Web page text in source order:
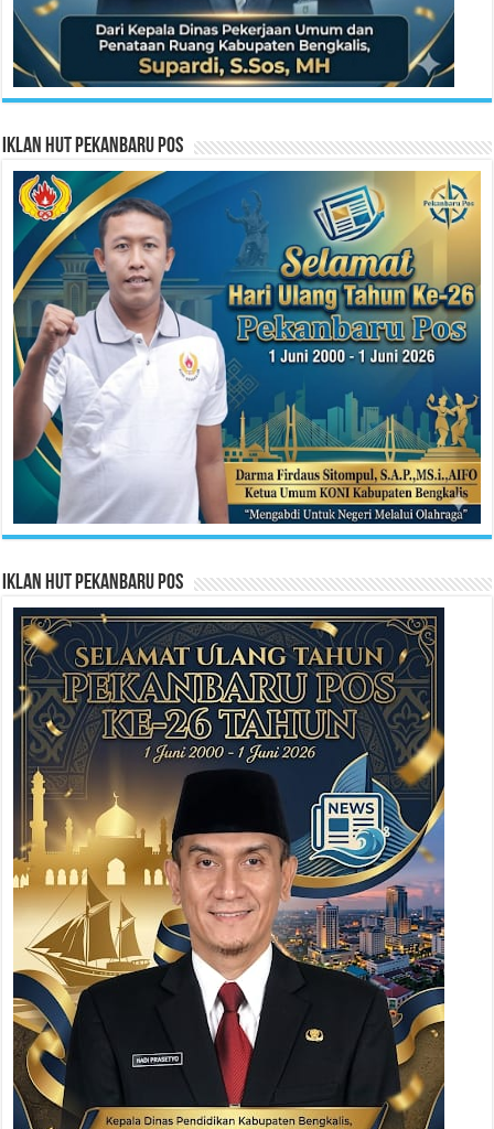
Iklan HUT Pekanbaru Pos
Iklan HUT Pekanbaru Pos